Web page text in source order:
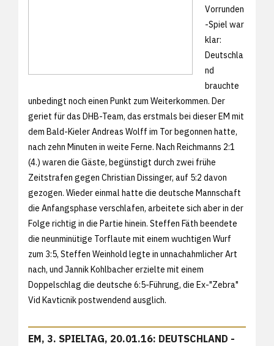
Vorrunden
-Spiel war
klar:
Deutschla
nd
brauchte
unbedingt noch einen Punkt zum Weiterkommen. Der
geriet für das DHB-Team, das erstmals bei dieser EM mit
dem Bald-Kieler Andreas Wolff im Tor begonnen hatte,
nach zehn Minuten in weite Ferne. Nach Reichmanns 2:1
(4.) waren die Gäste, begünstigt durch zwei frühe
Zeitstrafen gegen Christian Dissinger, auf 5:2 davon
gezogen. Wieder einmal hatte die deutsche Mannschaft
die Anfangsphase verschlafen, arbeitete sich aber in der
Folge richtig in die Partie hinein. Steffen Fäth beendete
die neunminütige Torflaute mit einem wuchtigen Wurf
zum 3:5, Steffen Weinhold legte in unnachahmlicher Art
nach, und Jannik Kohlbacher erzielte mit einem
Doppelschlag die deutsche 6:5-Führung, die Ex-"Zebra"
Vid Kavticnik postwendend ausglich.
EM, 3. SPIELTAG, 20.01.16: DEUTSCHLAND -